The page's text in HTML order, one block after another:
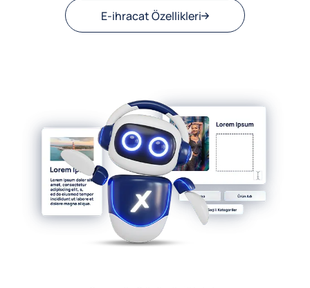
E-ihracat Özellikleri